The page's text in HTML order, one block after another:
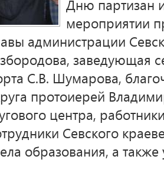
Дню партизан
мероприятии
администрации
заведующая
С.В. Шумарова,
протоиерей
центра,
Севского
образования, а